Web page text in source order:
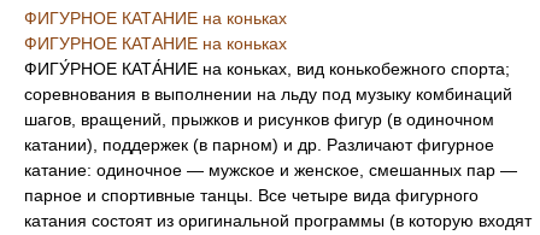
ФИГУРНОЕ КАТАНИЕ на коньках
ФИГУРНОЕ КАТАНИЕ на коньках
ФИГУ́РНОЕ КАТА́НИЕ на коньках, вид конькобежного спорта;
соревнования в выполнении на льду под музыку комбинаций
шагов, вращений, прыжков и рисунков фигур (в одиночном
катании), поддержек (в парном) и др. Различают фигурное
катание: одиночное — мужское и женское, смешанных пар —
парное и спортивные танцы. Все четыре вида фигурного
катания состоят из оригинальной программы (в которую входят